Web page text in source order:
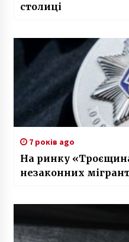
столиці
7 років ago
На ринку
незаконних